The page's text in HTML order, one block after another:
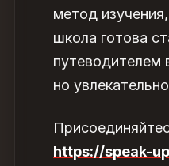
метод
школа готова
но
https://speak-